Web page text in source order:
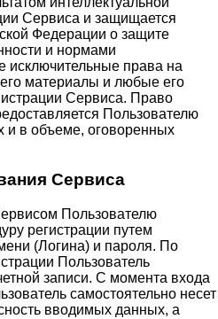
Сервиса и защищается
Федерации о защите
и нормами
исключительные права на
материалы и любые его
Сервиса. Право
Пользователю
и в объеме, оговоренных
Сервиса
Пользователю
регистрации путем
(Логина) и пароля. По
Пользователь
записи. С момента входа
самостоятельно несет
вводимых данных, а